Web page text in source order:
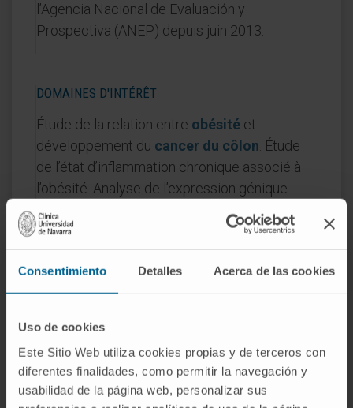
Consentimiento Detalles Acerca de las cookies
Uso de cookies
Este Sitio Web utiliza cookies propias y de terceros con
diferentes finalidades, como permitir la navegación y
usabilidad de la página web, personalizar sus
l’Agencia Nacional de Evaluación y
Prospectiva (ANEP) depuis juin 2013.
DOMAINES D'INTÉRÊT
Étude de la relation entre obésité et
développement du cancer du côlon . Étude
de l’état d’inflammation chronique associé à
l’obésité. Analyse de l’expression génique
dans le tissu adipeux de patients obèses.
Activité
En enseignement
Professeure contractuelle docteure au